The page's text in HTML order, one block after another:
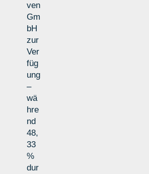
ven
Gm
bH
zur
Ver
füg
ung
–
wä
hre
nd
48,
33
%
dur